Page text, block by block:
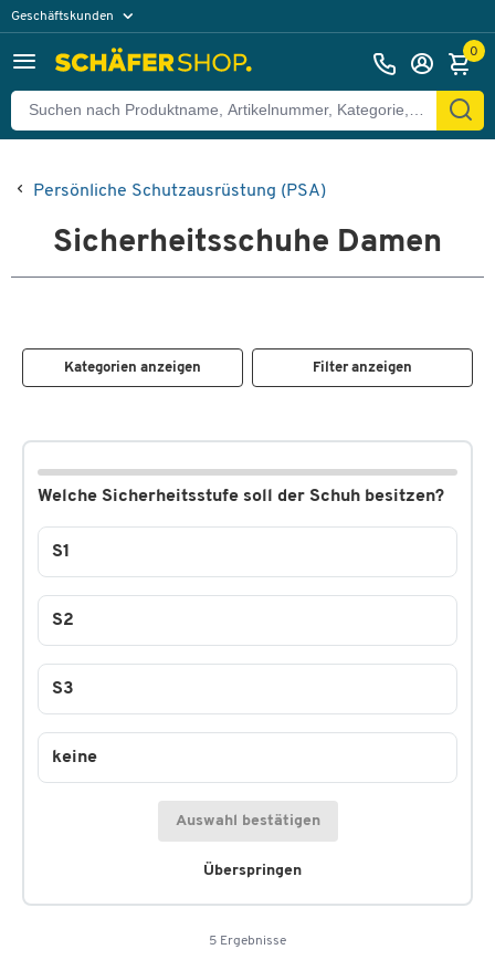
Geschäftskunden
0
Persönliche Schutzausrüstung (PSA)
Sicherheitsschuhe Damen
Kategorien anzeigen Filter anzeigen
Welche Sicherheitsstufe soll der Schuh besitzen?
Überspringen
S1
S2
S3
keine
Auswahl bestätigen
5 Ergebnisse